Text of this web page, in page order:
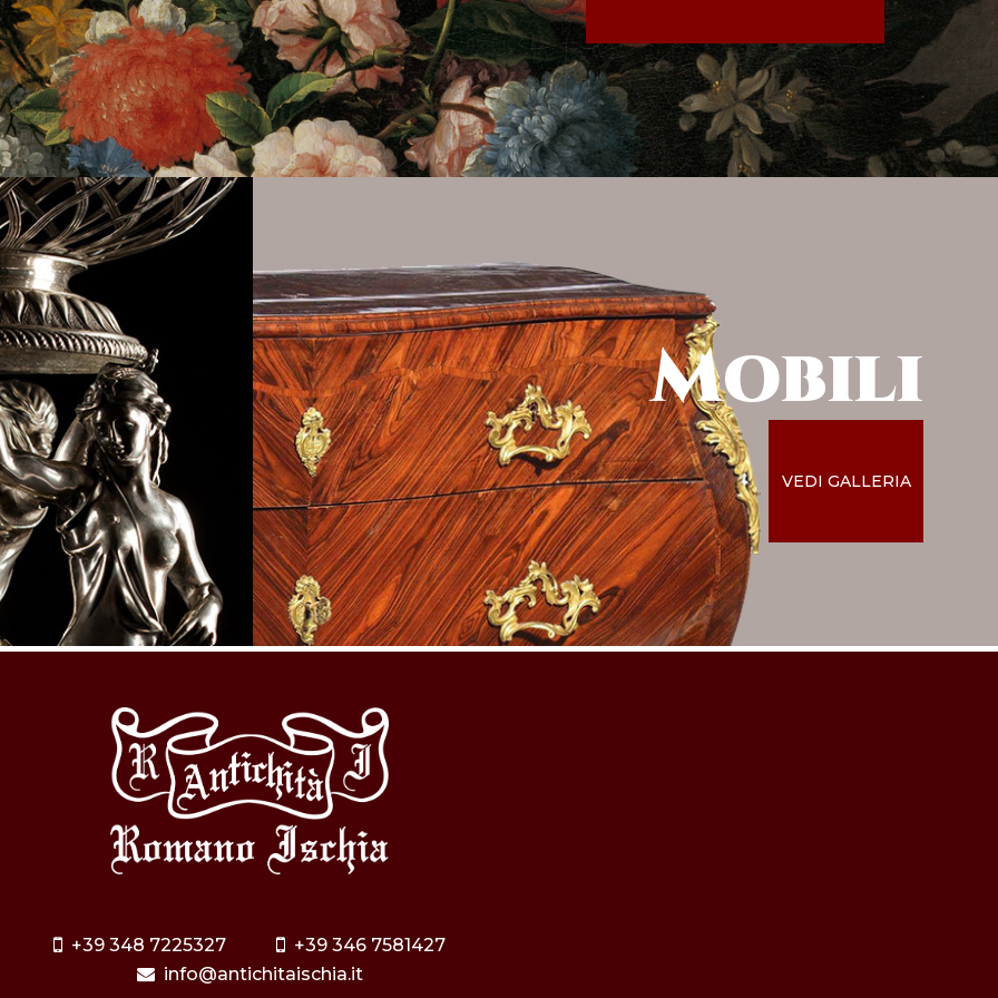
Mobili
VEDI GALLERIA
+39 348 7225327
+39 346 7581427
info@antichitaischia.it